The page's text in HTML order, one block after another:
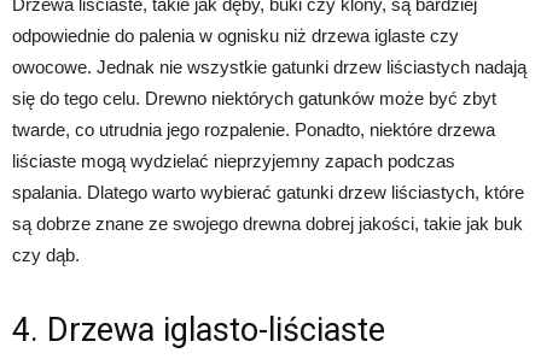
Drzewa liściaste, takie jak dęby, buki czy klony, są bardziej
odpowiednie do palenia w ognisku niż drzewa iglaste czy
owocowe. Jednak nie wszystkie gatunki drzew liściastych nadają
się do tego celu. Drewno niektórych gatunków może być zbyt
twarde, co utrudnia jego rozpalenie. Ponadto, niektóre drzewa
liściaste mogą wydzielać nieprzyjemny zapach podczas
spalania. Dlatego warto wybierać gatunki drzew liściastych, które
są dobrze znane ze swojego drewna dobrej jakości, takie jak buk
czy dąb.
4. Drzewa iglasto-liściaste